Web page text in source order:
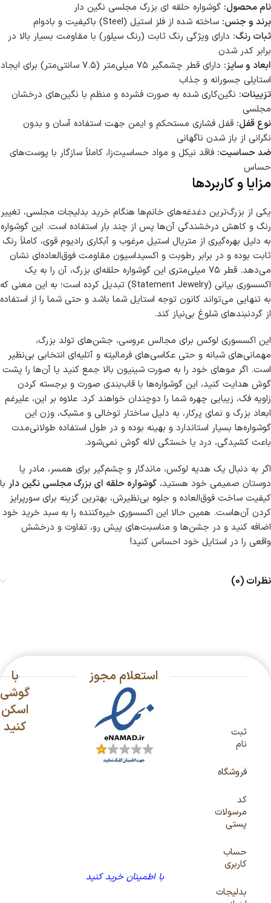
نام محصول: گوشواره حلقه ای بزرگ مجلسی نگین دار
برند و جنس: ساخته شده از فلز استیل (Steel) باکیفیت و بادوام
ثبات رنگ: دارای ویژگی رنگ ثابت (رنگ سیلور) با مقاومت بسیار بالا در
برابر کدر شدن
ابعاد و سایز:
دارای قطر چشمگیر ۷۵ میلی‌متر (۷.۵ سانتی‌متر) برای ایجاد
استایلی جسورانه و جذاب
تزیینات: نگین‌کاری شده به صورت فشرده و منظم با نگین‌های درخشان
مجلسی
نوع قفل: قفل فشاری مستحکم و ایمن جهت استفاده آسان و بدون
نگرانی از باز شدن ناگهانی
ضد حساسیت: فاقد نیکل و مواد حساسیت‌زا، کاملاً سازگار با پوست‌های
حساس
مزایا و کاربردها
یکی از بزرگ‌ترین دغدغه‌های خانم‌ها هنگام خرید بدلیجات مجلسی، تغییر
رنگ و کاهش درخشندگی آن‌ها پس از چند بار استفاده است. این گوشواره
به دلیل بهره‌گیری از متریال استیل مرغوب و آبکاری رادیوم قوی، کاملاً رنگ
ثابت بوده و در برابر رطوبت و اکسیداسیون مقاومت فوق‌العاده‌ای نشان
می‌دهد. قطر ۷۵ میلی‌متری این گوشواره حلقه‌ای بزرگ، آن را به یک
اکسسوری بیانی (Statement Jewelry) تبدیل کرده است؛ به این معنی که
به تنهایی می‌تواند کانون توجه استایل شما باشد و حتی شما را از استفاده
از گردنبندهای شلوغ بی‌نیاز کند.
این اکسسوری لوکس برای مجالس عروسی، جشن‌های تولد بزرگ،
مهمانی‌های شبانه و حتی عکاسی‌های فرمالیته و آتلیه‌ای انتخابی بی‌نظیر
است. اگر موهای خود را به صورت شینیون بالا جمع کنید یا آن‌ها را پشت
گوش هدایت کنید، این گوشواره‌ها با قاب‌بندی صورت و برجسته کردن
زاویه فک، زیبایی چهره شما را دوچندان خواهند کرد. علاوه بر این، علیرغم
ابعاد بزرگ و نمای پرکار، به دلیل ساختار توخالی و مشبک، وزن این
گوشواره‌ها بسیار استاندارد و بهینه بوده و در طول استفاده طولانی‌مدت
باعث کشیدگی، درد یا خستگی لاله گوش نمی‌شود.
اگر به دنبال یک هدیه لوکس، ماندگار و چشم‌گیر برای همسر، مادر یا
دوستان صمیمی خود هستید، گوشواره حلقه ای بزرگ مجلسی نگین دار با
کیفیت ساخت فوق‌العاده و جلوه بی‌نظیرش، بهترین گزینه برای سورپرایز
کردن آن‌هاست. همین حالا این اکسسوری خیره‌کننده را به سبد خرید خود
اضافه کنید و در جشن‌ها و مناسبت‌های پیش رو، تفاوت و درخشش
واقعی را در استایل خود احساس کنید!
نظرات (0)
ثبت
نام
فروشگاه
کد
مرسولات
پستی
حساب
کاربری
بدلیجات
استعلام مجوز
با اطمینان خرید کنید
با
گوشی
اسکن
کنید